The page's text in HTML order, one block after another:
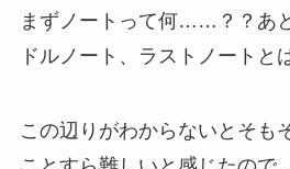
まずノートって何……？？あ
ドルノート、ラストノートと
この辺りがわからないとそも